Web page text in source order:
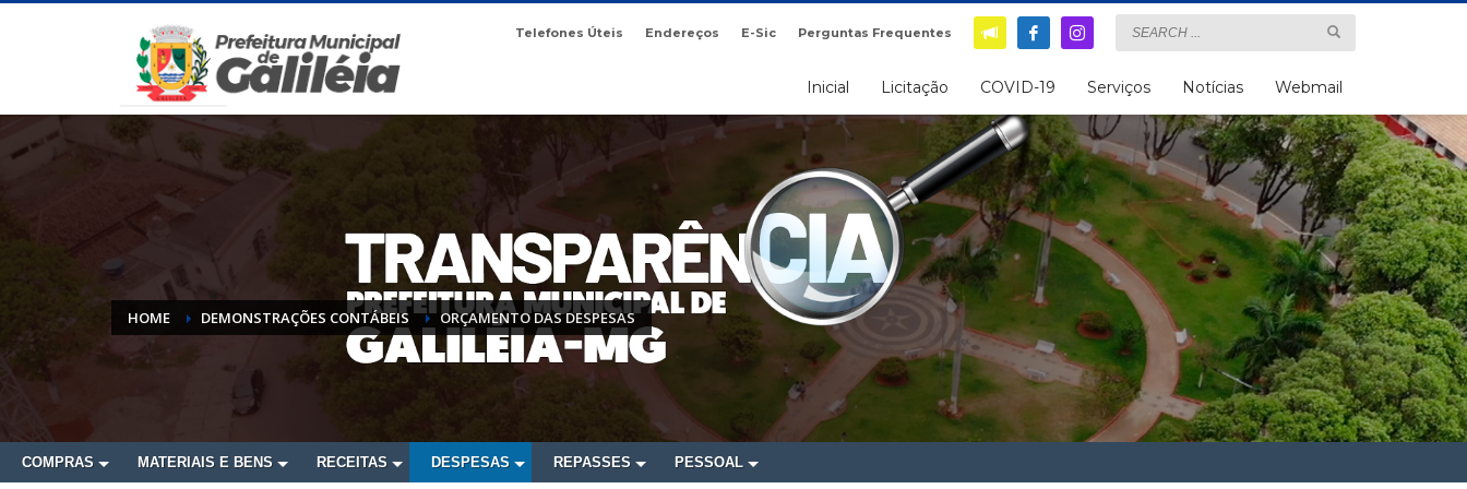
Telefones Úteis Endereços E-Sic Perguntas Frequentes
Inicial Licitação COVID-19 Serviços Notícias Webmail
HOME DEMONSTRAÇÕES CONTÁBEIS ORÇAMENTO DAS DESPESAS
COMPRAS MATERIAIS E BENS RECEITAS DESPESAS REPASSES PESSOAL